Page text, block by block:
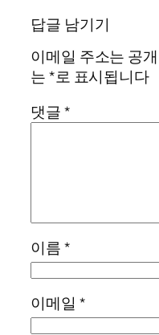
답글 남기기
이메일 주소는 공
는*로 표시됩니다
댓글*
이름*
이메일 *